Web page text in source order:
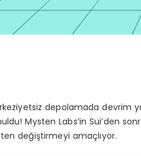
depolamada devrim
Mysten Labs’in Sui’den
değiştirmeyi amaçlıyor.